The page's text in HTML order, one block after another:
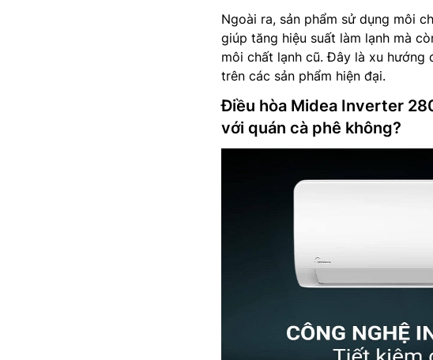
Ngoài ra, sản phẩm sử dụng môi
giúp tăng hiệu suất làm lạnh mà
môi chất lạnh cũ. Đây là xu hướng
trên các sản phẩm hiện đại.
Điều hòa Midea Inverter
với quán cà phê không?